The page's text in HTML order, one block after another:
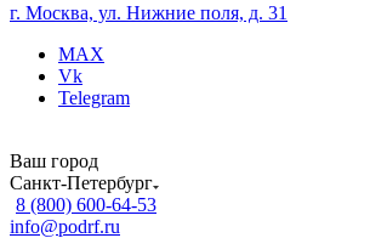
г. Москва, ул. Нижние поля, д. 31
MAX
Vk
Telegram
Ваш город
Санкт-Петербург
8 (800) 600-64-53
info@podrf.ru